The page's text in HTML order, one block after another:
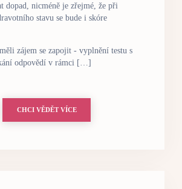
dopad, nicméně je zřejmé, že při
stavu se bude i skóre
zájem se zapojit - vyplnění testu s
odpovědí v rámci […]
CHCI VĚDĚT VÍCE